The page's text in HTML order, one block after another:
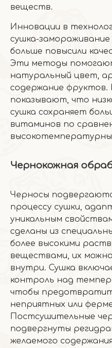
веществ.
Инновации в
сушка-
больше повысили
Эти методы
натуральный цвет,
содержание фруктов.
показывают, что
сушка сохраняет
витаминов по
Чернокожная
Черносы
процессу сушки,
уникальным
сделаны из
более высокими
веществами, их
внутри. Сушка
контроль над
чтобы
неприятных или
Постсушительные
подвергнуты
желаемого